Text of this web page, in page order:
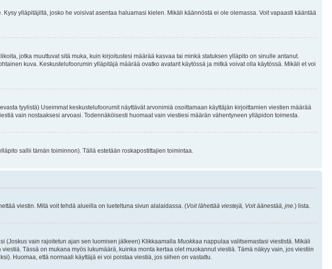
ylläpitäjiltä, josko he voisivat asentaa haluamasi kielen. Mikäli käännöstä ei ole olemassa. Voit vapaasti kääntää
jotka muuttuvat sitä muka, kuin kirjoitustesi määrää kasvaa tai minkä statuksen ylläpito on sinulle antanut.
kuva. Keskustelufoorumin ylläpitäjä määrää ovatko avatarit käytössä ja mitkä voivat olla käytössä. Mikäli et voi
tyylistä) Useimmat keskustelufoorumit näyttävät arvonimiä osoittamaan käyttäjän kirjoittamien viestien määrää
vain nostaaksesi arvoasi. Todennäköisesti huomaat vain viestiesi määrän vähentyneen ylläpidon toimesta.
sallii tämän toiminnon). Tällä estetään roskapostittajien toimintaa.
viestin. Mitä voit tehdä alueilla on lueteltuna sivun alalaidassa. (Voit lähettää viestejä, Voit äänestää, jne. ) lista.
(Joskus vain rajoitetun ajan sen luomisen jälkeen) Klikkaamalla Muokkaa nappulaa valitsemastasi viestistä. Mikäli
Tässä on mukana myös lukumäärä, kuinka monta kertaa olet muokannut viestiä. Tämä näkyy vain, jos viestiin
Huomaa, että normaali käyttäjä ei voi poistaa viestiä, jos siihen on vastattu.